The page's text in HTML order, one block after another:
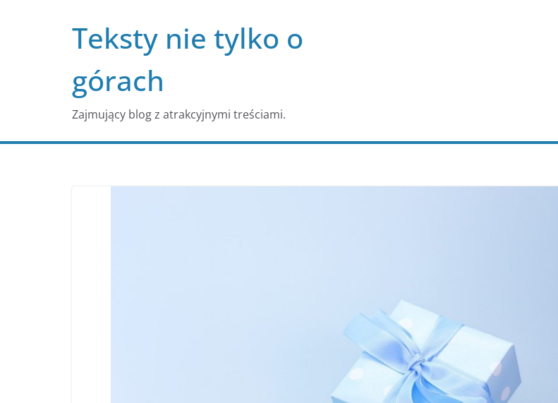
Teksty nie tylko o
górach
Zajmujący blog z atrakcyjnymi treściami.